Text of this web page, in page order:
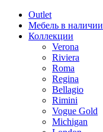
Outlet
Мебель в наличии
Коллекции
Verona
Riviera
Roma
Regina
Bellagio
Rimini
Vogue Gold
Michigan